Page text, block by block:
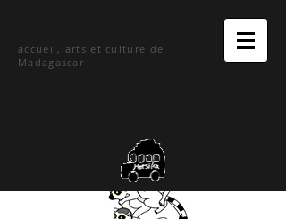
accueil, arts et culture de
Madagascar